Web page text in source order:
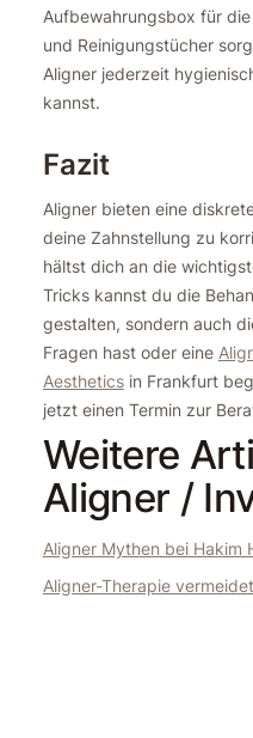
Aufbewahrungsbox für
und Reinigungstücher
Aligner jederzeit
kannst.
Fazit
Aligner bieten eine
deine Zahnstellung zu
hältst dich an die
Tricks kannst du die
gestalten, sondern auch
Fragen hast oder eine
Aestheticsin Frankfurt
jetzt einen Termin zur
Weitere
Aligner /
Aligner Mythen bei Hakim
Aligner-Therapie